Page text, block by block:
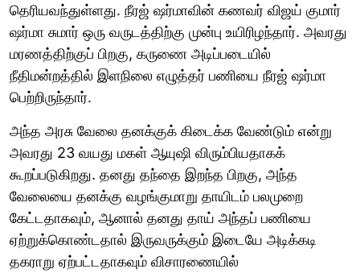
தெரியவந்துள்ளது. நீரஜ் ஷர்மாவின் கணவர் விஜய் குமார்
ஷர்மா சுமார் ஒரு வருடத்திற்கு முன்பு உயிரிழந்தார். அவரது
மரணத்திற்குப் பிறகு, கருணை அடிப்படையில்
நீதிமன்றத்தில் இளநிலை எழுத்தர் பணியை நீரஜ் ஷர்மா
பெற்றிருந்தார்.
அந்த அரசு வேலை தனக்குக் கிடைக்க வேண்டும் என்று
அவரது 23 வயது மகள் ஆயுஷி விரும்பியதாகக்
கூறப்படுகிறது. தனது தந்தை இறந்த பிறகு, அந்த
வேலையை தனக்கு வழங்குமாறு தாயிடம் பலமுறை
கேட்டதாகவும், ஆனால் தனது தாய் அந்தப் பணியை
ஏற்றுக்கொண்டதால் இருவருக்கும் இடையே அடிக்கடி
தகராறு ஏற்பட்டதாகவும் விசாரணையில்